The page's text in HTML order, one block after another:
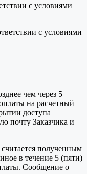
с условиями
с условиями
чем через 5
на расчетный
доступа
почту Заказчика и
полученным
в течение 5 (пяти)
Сообщение о